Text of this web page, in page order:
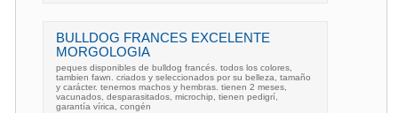
BULLDOG FRANCES EXCELENTE
MORGOLOGIA
peques disponibles de bulldog francés. todos los colores,
tambien fawn. criados y seleccionados por su belleza, tamaño
y carácter. tenemos machos y hembras. tienen 2 meses,
vacunados, desparasitados, microchip, tienen pedigrí,
garantía vírica, congén